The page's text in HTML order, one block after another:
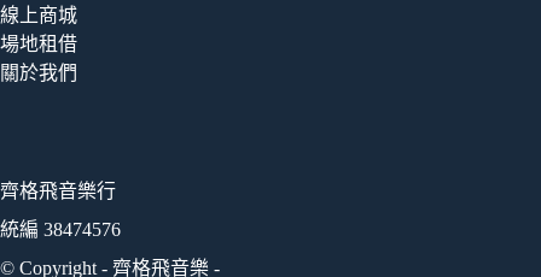
線上商城
場地租借
關於我們
齊格飛音樂行
統編 38474576
© Copyright - 齊格飛音樂 -